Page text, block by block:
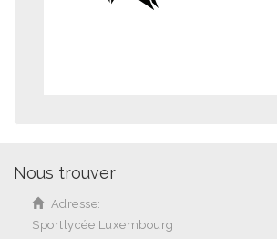
Nous trouver
Adresse:
Sportlycée Luxembourg